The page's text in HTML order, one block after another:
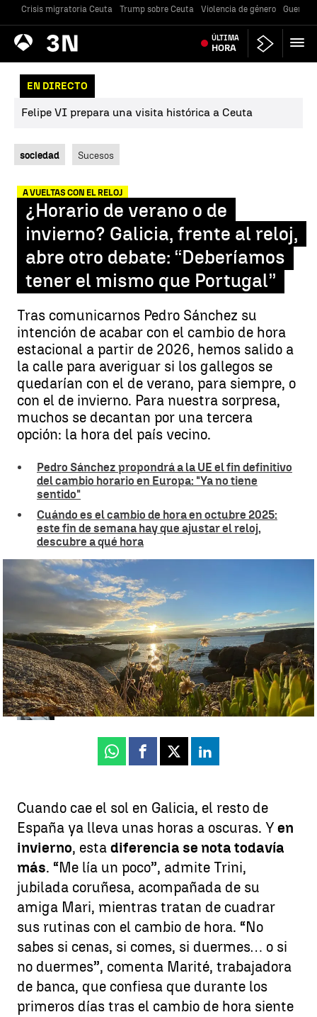
Crisis migratoria Ceuta Trump sobre Ceuta Violencia de género Guerra
Antena
3 Noticias ÚLTIMA
HORA
EN DIRECTO
Felipe VI prepara una visita histórica a Ceuta
sociedad Sucesos
A VUELTAS CON EL RELOJ
¿Horario de verano o de
invierno? Galicia, frente al reloj,
abre otro debate: “Deberíamos
tener el mismo que Portugal”
Tras comunicarnos Pedro Sánchez su
intención de acabar con el cambio de hora
estacional a partir de 2026, hemos salido a
la calle para averiguar si los gallegos se
quedarían con el de verano, para siempre, o
con el de invierno. Para nuestra sorpresa,
muchos se decantan por una tercera
opción: la hora del país vecino.
Pedro Sánchez propondrá a la UE el fin definitivo
del cambio horario en Europa: "Ya no tiene
sentido"
Cuándo es el cambio de hora en octubre 2025:
este fin de semana hay que ajustar el reloj,
descubre a qué hora
¿Horario de verano o de invierno? Galicia, frente al reloj, abre otro
debate: “Deberíamos tener el mismo que Portugal” |
Carmen Chao
Publicado:25 de octubre de 2025, 21:39
Whatsapp
Facebook
X Linkedin
Cuando cae el sol en Galicia, el resto de
España ya lleva unas horas a oscuras. Y en
invierno, esta diferencia se nota todavía
más. “Me lía un poco”, admite Trini,
jubilada coruñesa, acompañada de su
amiga Mari, mientras tratan de cuadrar
sus rutinas con el cambio de hora. “No
sabes si cenas, si comes, si duermes… o si
no duermes”, comenta Marité, trabajadora
de banca, que confiesa que durante los
primeros días tras el cambio de hora siente